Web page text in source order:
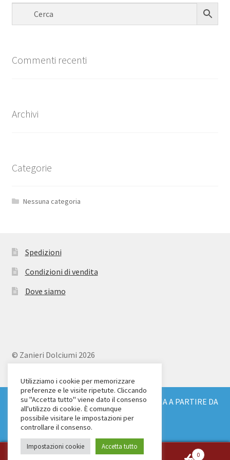
SPEDIZIONE GRATUITA IN TUTTA ITALIA A PARTIRE DA
€ 150
Ignora
Commenti recenti
Archivi
Categorie
Nessuna categoria
Spedizioni
Condizioni di vendita
Dove siamo
© Zanieri Dolciumi 2026
Via Alfieri 18
Scandicci (FI)
Tel. 055 2571707
C.F. e P.IVA: 04904430487
0
Utilizziamo i cookie per memorizzare
preferenze e le visite ripetute. Cliccando
su "Accetta tutto" viene dato il consenso
all'utilizzo di cookie. È comunque
possibile visitare le impostazioni per
controllare il consenso.
Impostazioni cookie Accetta tutto